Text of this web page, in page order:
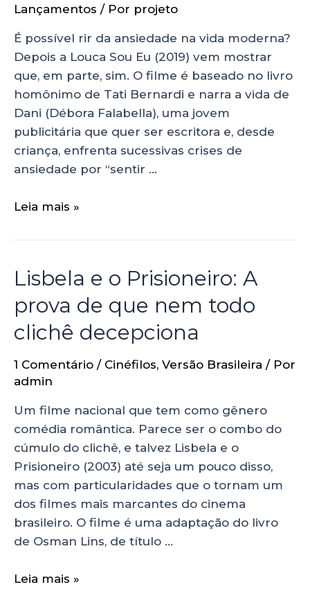
Lançamentos / Por projeto
É possível rir da ansiedade na vida moderna?
Depois a Louca Sou Eu (2019) vem mostrar
que, em parte, sim. O filme é baseado no livro
homônimo de Tati Bernardi e narra a vida de
Dani (Débora Falabella), uma jovem
publicitária que quer ser escritora e, desde
criança, enfrenta sucessivas crises de
ansiedade por “sentir …
Leia mais »
Lisbela e o Prisioneiro: A
prova de que nem todo
clichê decepciona
1 Comentário / Cinéfilos, Versão Brasileira / Por
admin
Um filme nacional que tem como gênero
comédia romântica. Parece ser o combo do
cúmulo do clichê, e talvez Lisbela e o
Prisioneiro (2003) até seja um pouco disso,
mas com particularidades que o tornam um
dos filmes mais marcantes do cinema
brasileiro. O filme é uma adaptação do livro
de Osman Lins, de título …
Leia mais »